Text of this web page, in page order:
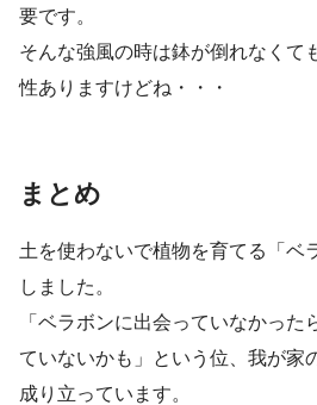
要です。
そんな強風の時は鉢が倒れなくて
性ありますけどね・・・
まとめ
土を使わないで植物を育てる「ベ
しました。
「ベラボンに出会っていなかった
ていないかも」という位、我が家
成り立っています。